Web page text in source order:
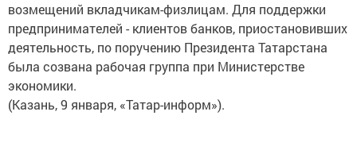
возмещений вкладчикам-физлицам. Для поддержки
предпринимателей - клиентов банков, приостановивших
деятельность, по поручению Президента Татарстана
была созвана рабочая группа при Министерстве
экономики.
(Казань, 9 января, «Татар-информ»).